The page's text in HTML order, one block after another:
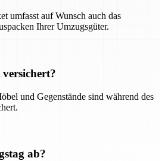
umfasst auf Wunsch auch das
Ihrer Umzugsgüter.
und Gegenstände sind während des
ab?